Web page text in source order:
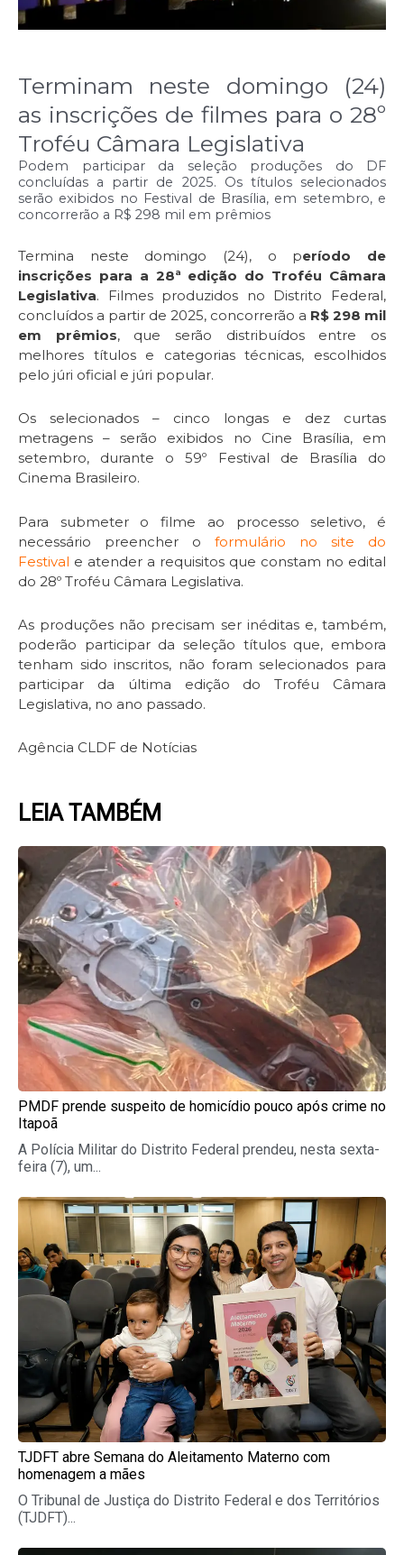
Terminam neste domingo (24)
as inscrições de filmes para o 28º
Troféu Câmara Legislativa
Podem participar da seleção produções do DF
concluídas a partir de 2025. Os títulos selecionados
serão exibidos no Festival de Brasília, em setembro, e
concorrerão a R$ 298 mil em prêmios
Termina neste domingo (24), o período de
inscrições para a 28ª edição do Troféu Câmara
Legislativa. Filmes produzidos no Distrito Federal,
concluídos a partir de 2025, concorrerão a R$ 298 mil
em prêmios, que serão distribuídos entre os
melhores títulos e categorias técnicas, escolhidos
pelo júri oficial e júri popular.
Os selecionados – cinco longas e dez curtas
metragens – serão exibidos no Cine Brasília, em
setembro, durante o 59º Festival de Brasília do
Cinema Brasileiro.
Para submeter o filme ao processo seletivo, é
necessário preencher o formulário no site do
Festival e atender a requisitos que constam no edital
do 28º Troféu Câmara Legislativa.
As produções não precisam ser inéditas e, também,
poderão participar da seleção títulos que, embora
tenham sido inscritos, não foram selecionados para
participar da última edição do Troféu Câmara
Legislativa, no ano passado.
Agência CLDF de Notícias
LEIA TAMBÉM
PMDF prende suspeito de homicídio pouco após crime no
Itapoã
A Polícia Militar do Distrito Federal prendeu, nesta sexta-
feira (7), um...
TJDFT abre Semana do Aleitamento Materno com
homenagem a mães
O Tribunal de Justiça do Distrito Federal e dos Territórios
(TJDFT)...
PagePagePagePage Page